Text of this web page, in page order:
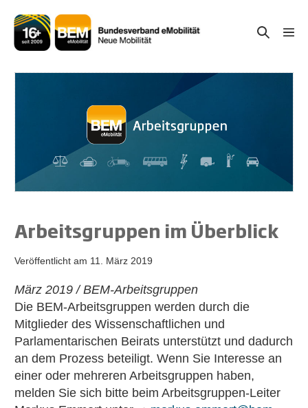
Inhalt
springen
Suche-
Arbeitsgruppen im Überblick
Veröffentlicht am 11. März 2019
März 2019 / BEM-Arbeitsgruppen
Die BEM-Arbeitsgruppen werden durch die
Mitglieder des Wissenschaftlichen und
Parlamentarischen Beirats unterstützt und dadurch
an dem Prozess beteiligt. Wenn Sie Interesse an
einer oder mehreren Arbeitsgruppen haben,
melden Sie sich bitte beim Arbeitsgruppen-Leiter